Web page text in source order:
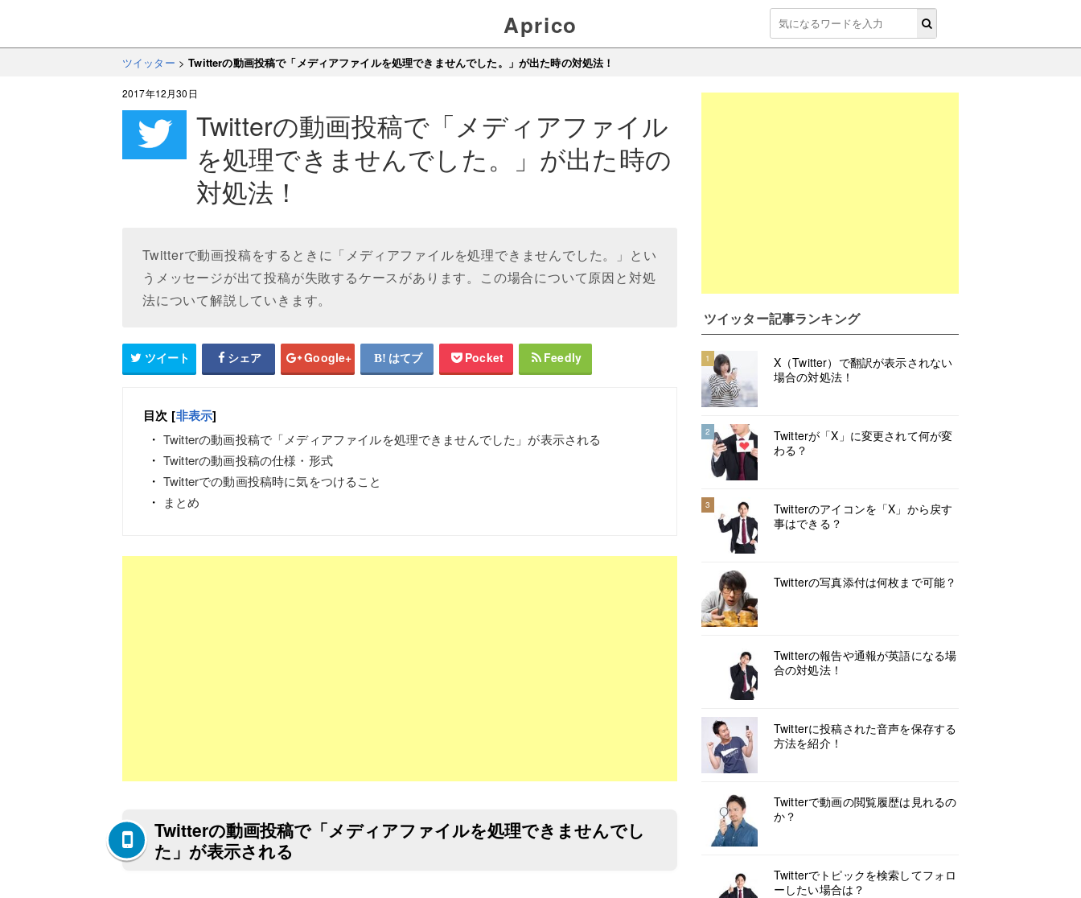
Aprico
ツイッター >Twitterの動画投稿で「メディアファイルを処理できませんでした。」が出た時の対処法！
2017年12月30日
Twitterの動画投稿で「メディアファイル
を処理できませんでした。」が出た時の
対処法！
Twitterで動画投稿をするときに「メディアファイルを処理できませんでした。」とい
うメッセージが出て投稿が失敗するケースがあります。この場合について原因と対処
法について解説していきます。
ツイート シェア Google+ はてブ Pocket Feedly
目次 [非表示]
Twitterの動画投稿で「メディアファイルを処理できませんでした」が表示される
Twitterの動画投稿の仕様・形式
Twitterでの動画投稿時に気をつけること
まとめ
Twitterの動画投稿で「メディアファイルを処理できませんでし
た」が表示される
ツイッター記事ランキング
1
X（Twitter）で翻訳が表示されない
場合の対処法！
2
Twitterが「X」に変更されて何が変
わる？
3
Twitterのアイコンを「X」から戻す
事はできる？
Twitterの写真添付は何枚まで可能？
Twitterの報告や通報が英語になる場
合の対処法！
Twitterに投稿された音声を保存する
方法を紹介！
Twitterで動画の閲覧履歴は見れるの
か？
Twitterでトピックを検索してフォロ
ーしたい場合は？